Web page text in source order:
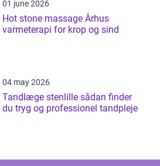
01 june 2026
Hot stone massage Århus
varmeterapi for krop og sind
04 may 2026
Tandlæge stenlille sådan finder
du tryg og professionel tandpleje